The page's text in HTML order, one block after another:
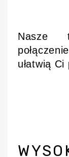
Nasze
ułatwią